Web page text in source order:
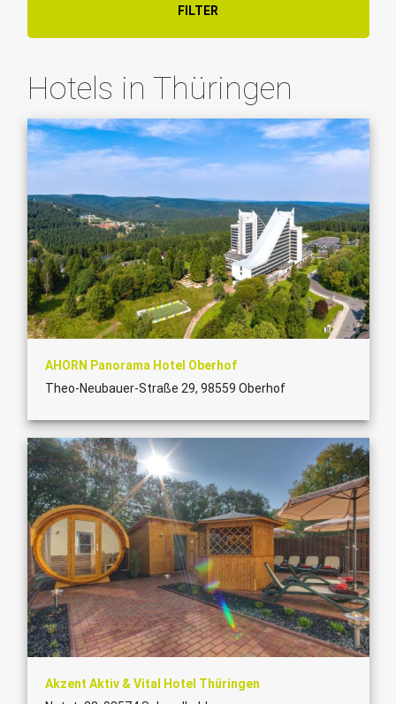
FILTER
Hotels in Thüringen
AHORN Panorama Hotel Oberhof
Theo-Neubauer-Straße 29, 98559 Oberhof
Akzent Aktiv & Vital Hotel Thüringen